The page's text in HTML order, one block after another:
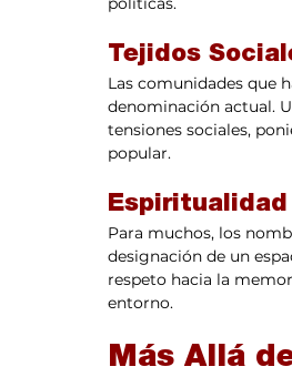
Tejidos
Las comunidades que
denominación actual.
tensiones sociales,
popular.
Espiritualidad
Para muchos, los
designación de un
respeto hacia la
entorno.
Más Allá